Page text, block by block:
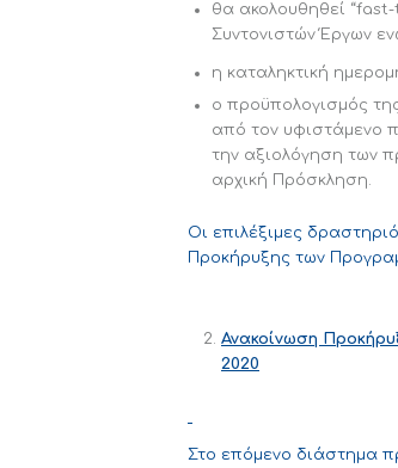
θα ακολουθηθεί
Συντονιστών Έργων
η καταληκτική
ο προϋπολογισμός
από τον υφιστάμενο
την αξιολόγηση των
αρχική Πρόσκληση.
Οι επιλέξιμες
Προκήρυξης των
Ανακοίνωση
2020
Στο επόμενο διάστημα